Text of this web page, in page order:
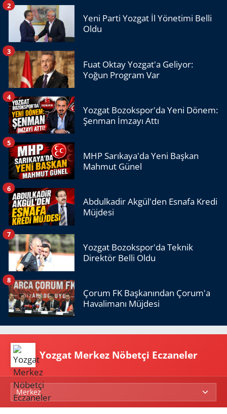
Yeni Parti Yozgat İl Yönetimi Belli
Oldu
2
Fuat Oktay Yozgat'a Geliyor:
Yoğun Program Var
3
Yozgat Bozokspor'da Yeni Dönem:
Şenman İmzayı Attı
4
MHP Sarıkaya'da Yeni Başkan
Mahmut Günel
5
Abdulkadir Akgül'den Esnafa Kredi
Müjdesi
6
Yozgat Bozokspor'da Teknik
Direktör Belli Oldu
7
Çorum FK Başkanından Çorum'a
Havalimanı Müjdesi
8
Yozgat Merkez Nöbetçi Eczaneler